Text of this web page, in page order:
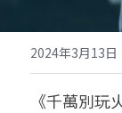
手工印鑑
五行八
後天派陽
黃金會
八字雜記
試閱專區
線上學苑
2024年3月13日
《千萬別玩